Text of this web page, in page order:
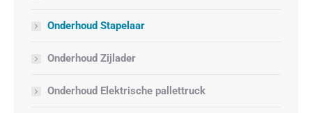
Onderhoud Stapelaar
Onderhoud Zijlader
Onderhoud Elektrische pallettruck